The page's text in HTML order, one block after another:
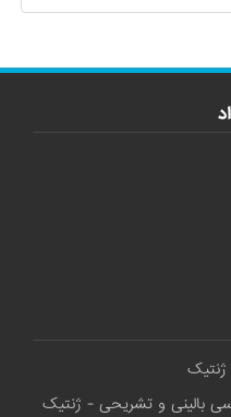
بالینی و تشریحی - ژنتیک